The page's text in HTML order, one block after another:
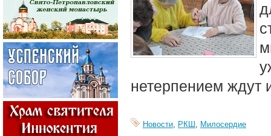
нетерпением ждут
Новости, РКШ , Милосердие